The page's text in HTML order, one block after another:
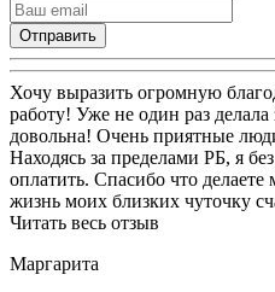
Отправить
Хочу выразить огромную
работу! Уже не один раз делала
довольна! Очень приятные
Находясь за пределами РБ, я
оплатить. Спасибо что
жизнь моих близких чуточку
Читать весь отзыв
Маргарита